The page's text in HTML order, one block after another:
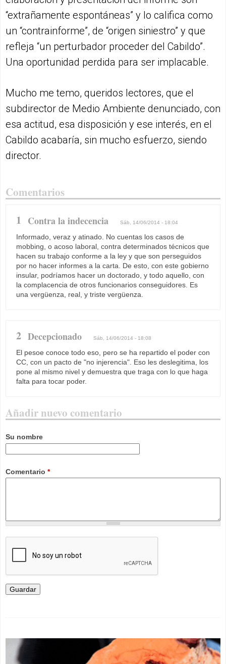
“extrañamente espontáneas” y lo califica como
un “contrainforme”, de “origen siniestro” y que
refleja “un perturbador proceder del Cabildo”.
Una oportunidad perdida para ser implacable.
Mucho me temo, queridos lectores, que el
subdirector de Medio Ambiente denunciado, con
esa actitud, esa disposición y ese interés, en el
Cabildo acabaría, sin mucho esfuerzo, siendo
director.
Comentarios
1 Contra la indecencia Sáb, 14/06/2014 - 18:04
Informado, veraz y atinado. No cuentas los casos de
mobbing, o acoso laboral, contra determinados técnicos que
hacen su trabajo conforme a la ley y que son perseguidos
por no hacer informes a la carta. De esto, con este gobierno
insular, podríamos hacer un doctorado, y todo aquello, con
la complacencia de otros funcionarios conseguidores. Es
una vergüenza, real, y triste vergüenza.
2 Decepcionado Sáb, 14/06/2014 - 18:08
El pesoe conoce todo eso, pero se ha repartido el poder con
CC, con un pacto de "no injerencia". Eso les deslegitima, los
pone al mismo nivel y demuestra que traga con lo que haga
falta para tocar poder.
Añadir nuevo comentario
Su nombre
Comentario *